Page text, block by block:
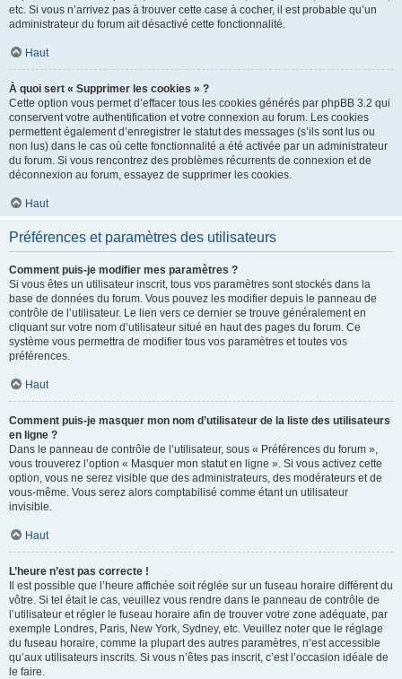
etc. Si vous n’arrivez pas à trouver cette case à cocher, il est probable qu’un
administrateur du forum ait désactivé cette fonctionnalité.
Haut
À quoi sert « Supprimer les cookies » ?
Cette option vous permet d’effacer tous les cookies générés par phpBB 3.2 qui
conservent votre authentification et votre connexion au forum. Les cookies
permettent également d’enregistrer le statut des messages (s’ils sont lus ou
non lus) dans le cas où cette fonctionnalité a été activée par un administrateur
du forum. Si vous rencontrez des problèmes récurrents de connexion et de
déconnexion au forum, essayez de supprimer les cookies.
Haut
Préférences et paramètres des utilisateurs
Comment puis-je modifier mes paramètres ?
Si vous êtes un utilisateur inscrit, tous vos paramètres sont stockés dans la
base de données du forum. Vous pouvez les modifier depuis le panneau de
contrôle de l’utilisateur. Le lien vers ce dernier se trouve généralement en
cliquant sur votre nom d’utilisateur situé en haut des pages du forum. Ce
système vous permettra de modifier tous vos paramètres et toutes vos
préférences.
Haut
Comment puis-je masquer mon nom d’utilisateur de la liste des utilisateurs
en ligne ?
Dans le panneau de contrôle de l’utilisateur, sous « Préférences du forum »,
vous trouverez l’option « Masquer mon statut en ligne ». Si vous activez cette
option, vous ne serez visible que des administrateurs, des modérateurs et de
vous-même. Vous serez alors comptabilisé comme étant un utilisateur
invisible.
Haut
L’heure n’est pas correcte !
Il est possible que l’heure affichée soit réglée sur un fuseau horaire différent du
vôtre. Si tel était le cas, veuillez vous rendre dans le panneau de contrôle de
l’utilisateur et régler le fuseau horaire afin de trouver votre zone adéquate, par
exemple Londres, Paris, New York, Sydney, etc. Veuillez noter que le réglage
du fuseau horaire, comme la plupart des autres paramètres, n’est accessible
qu’aux utilisateurs inscrits. Si vous n’êtes pas inscrit, c’est l’occasion idéale de
le faire.